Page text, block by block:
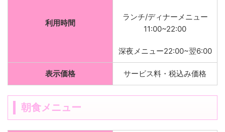
利用時間
ランチ/ディナーメニュー
11:00~22:00
深夜メニュー22:00~翌6:00
表示価格 サービス料・税込み価格
朝食メニュー